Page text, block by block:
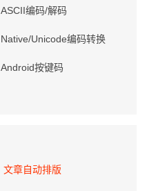
ASCII编码/解码
Native/Unicode编码转换
Android按键码
文章自动排版